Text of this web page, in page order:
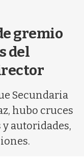
a
gremio
del
Secundaria
hubo cruces
autoridades,